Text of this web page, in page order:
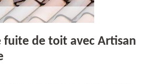
fuite de toit avec Artisan